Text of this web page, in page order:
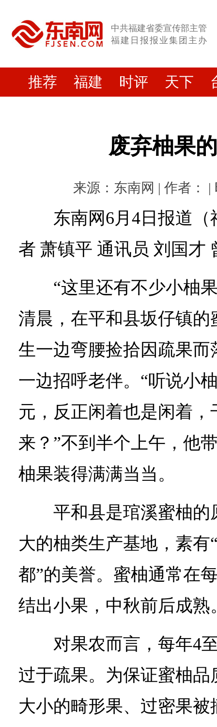
中共福建省委宣传部主管
福建日报报业集团主办
推荐 福建 时评 天下
废弃柚果
来源：东南网 | 作者： |
东南网6月4日报道（
者 萧镇平 通讯员 刘国才
“这里还有不少小柚
清晨，在平和县坂仔镇
生一边弯腰捡拾因疏果
一边招呼老伴。“听说小
元，反正闲着也是闲着，
来？”不到半个上午，他
柚果装得满满当当。
平和县是琯溪蜜柚
大的柚类生产基地，素有
都”的美誉。蜜柚通常在
结出小果，中秋前后成熟
对果农而言，每年4
过于疏果。为保证蜜柚
大小的畸形果、过密果